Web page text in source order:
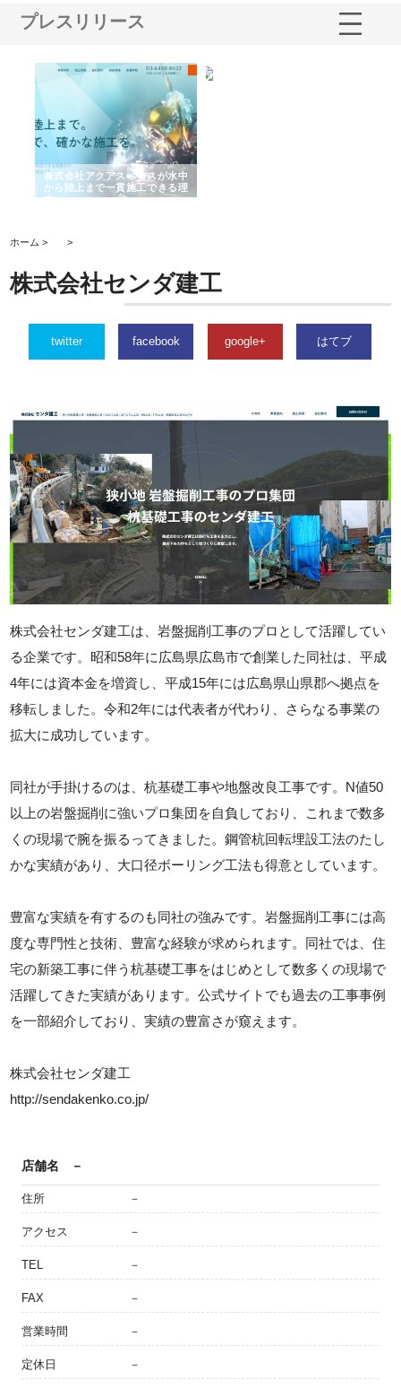
プレスリリース
株式会社アクアスペースが水中
から陸上まで一貫施工できる理
由
ホーム > >
株式会社センダ建工
twitter facebook google+ はてブ
株式会社センダ建工は、岩盤掘削工事のプロとして活躍してい
る企業です。昭和58年に広島県広島市で創業した同社は、平成
4年には資本金を増資し、平成15年には広島県山県郡へ拠点を
移転しました。令和2年には代表者が代わり、さらなる事業の
拡大に成功しています。
同社が手掛けるのは、杭基礎工事や地盤改良工事です。N値50
以上の岩盤掘削に強いプロ集団を自負しており、これまで数多
くの現場で腕を振るってきました。鋼管杭回転埋設工法のたし
かな実績があり、大口径ボーリング工法も得意としています。
豊富な実績を有するのも同社の強みです。岩盤掘削工事には高
度な専門性と技術、豊富な経験が求められます。同社では、住
宅の新築工事に伴う杭基礎工事をはじめとして数多くの現場で
活躍してきた実績があります。公式サイトでも過去の工事事例
を一部紹介しており、実績の豊富さが窺えます。
株式会社センダ建工
http://sendakenko.co.jp/
店舗名 －
住所 －
アクセス －
TEL －
FAX －
営業時間 －
定休日 －